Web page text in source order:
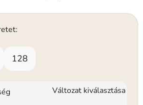
128
Változat kiválasztása